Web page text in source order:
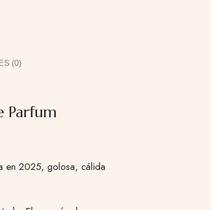
(0)
Parfum
en 2025, golosa, cálida